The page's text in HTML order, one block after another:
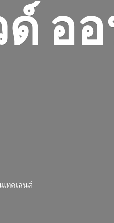
อ
แทคเลนส์